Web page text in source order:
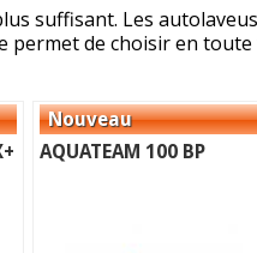
suffisant. Les
de choisir en
AQUATEAM 100 BP